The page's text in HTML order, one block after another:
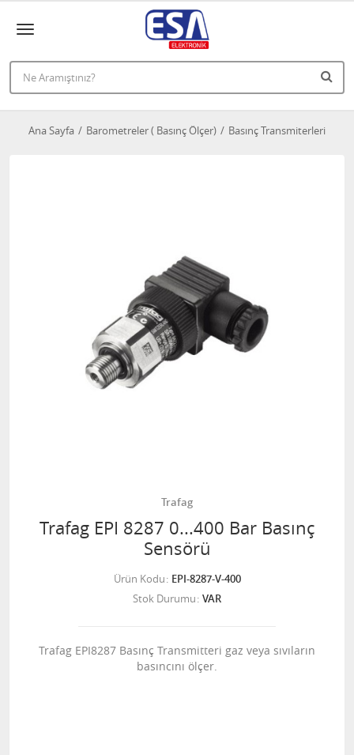
Ana Sayfa Barometreler ( Basınç Ölçer) Basınç Transmiterleri
Trafag
Trafag EPI 8287 0...400 Bar Basınç
Sensörü
Ürün Kodu EPI-8287-V-400
Stok Durumu VAR
Trafag EPI8287 Basınç Transmitteri gaz veya sıvıların
basıncını ölçer.